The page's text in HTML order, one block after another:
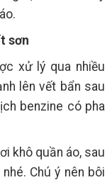
sơn
xử lý qua nhiều
lên vết bẩn sau
benzine có pha
khô quần áo, sau
Chú ý nên bôi